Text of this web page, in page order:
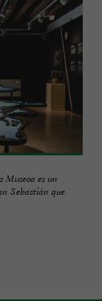
es un
Sebastián que